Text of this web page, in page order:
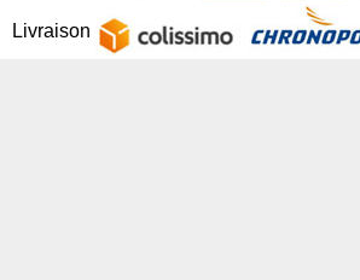
Livraison